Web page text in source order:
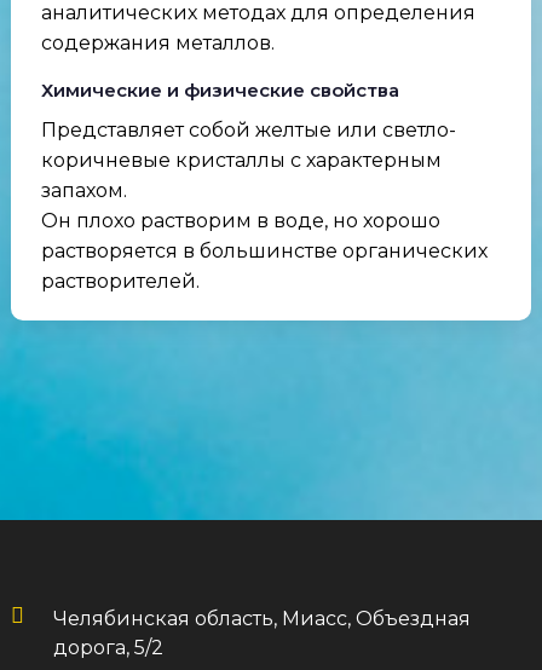
аналитических методах для определения
содержания металлов.
Химические и физические свойства
Представляет собой желтые или светло-
коричневые кристаллы с характерным
запахом.
Он плохо растворим в воде, но хорошо
растворяется в большинстве органических
растворителей.
Челябинская область, Миасс, Объездная
дорога, 5/2